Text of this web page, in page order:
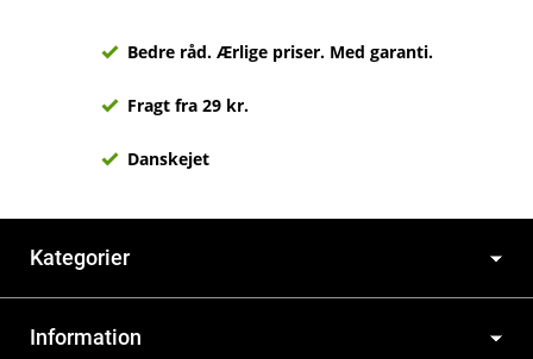
Bedre råd. Ærlige priser. Med garanti.
Fragt fra 29 kr.
Danskejet
Kategorier
Information